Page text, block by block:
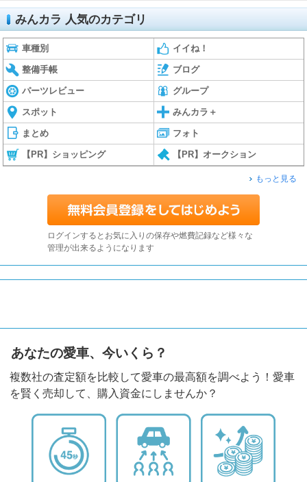
みんカラ 人気のカテゴリ
車種別 イイね！
整備手帳 ブログ
パーツレビュー グループ
スポット みんカラ＋
まとめ フォト
【PR】ショッピング 【PR】オークション
もっと見る
ログインするとお気に入りの保存や燃費記録など様々な
管理が出来るようになります
あなたの愛車、今いくら？
複数社の査定額を比較して愛車の最高額を調べよう！愛車
を賢く売却して、購入資金にしませんか？